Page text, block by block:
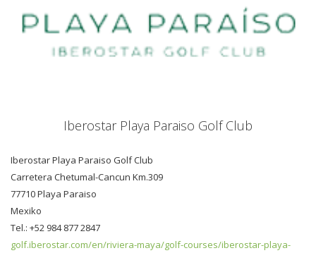
Iberostar Playa Paraiso Golf Club
Iberostar Playa Paraiso Golf Club
Carretera Chetumal-Cancun Km.309
77710 Playa Paraiso
Mexiko
Tel.: +52 984 877 2847
golf.iberostar.com/en/riviera-maya/golf-courses/iberostar-playa-